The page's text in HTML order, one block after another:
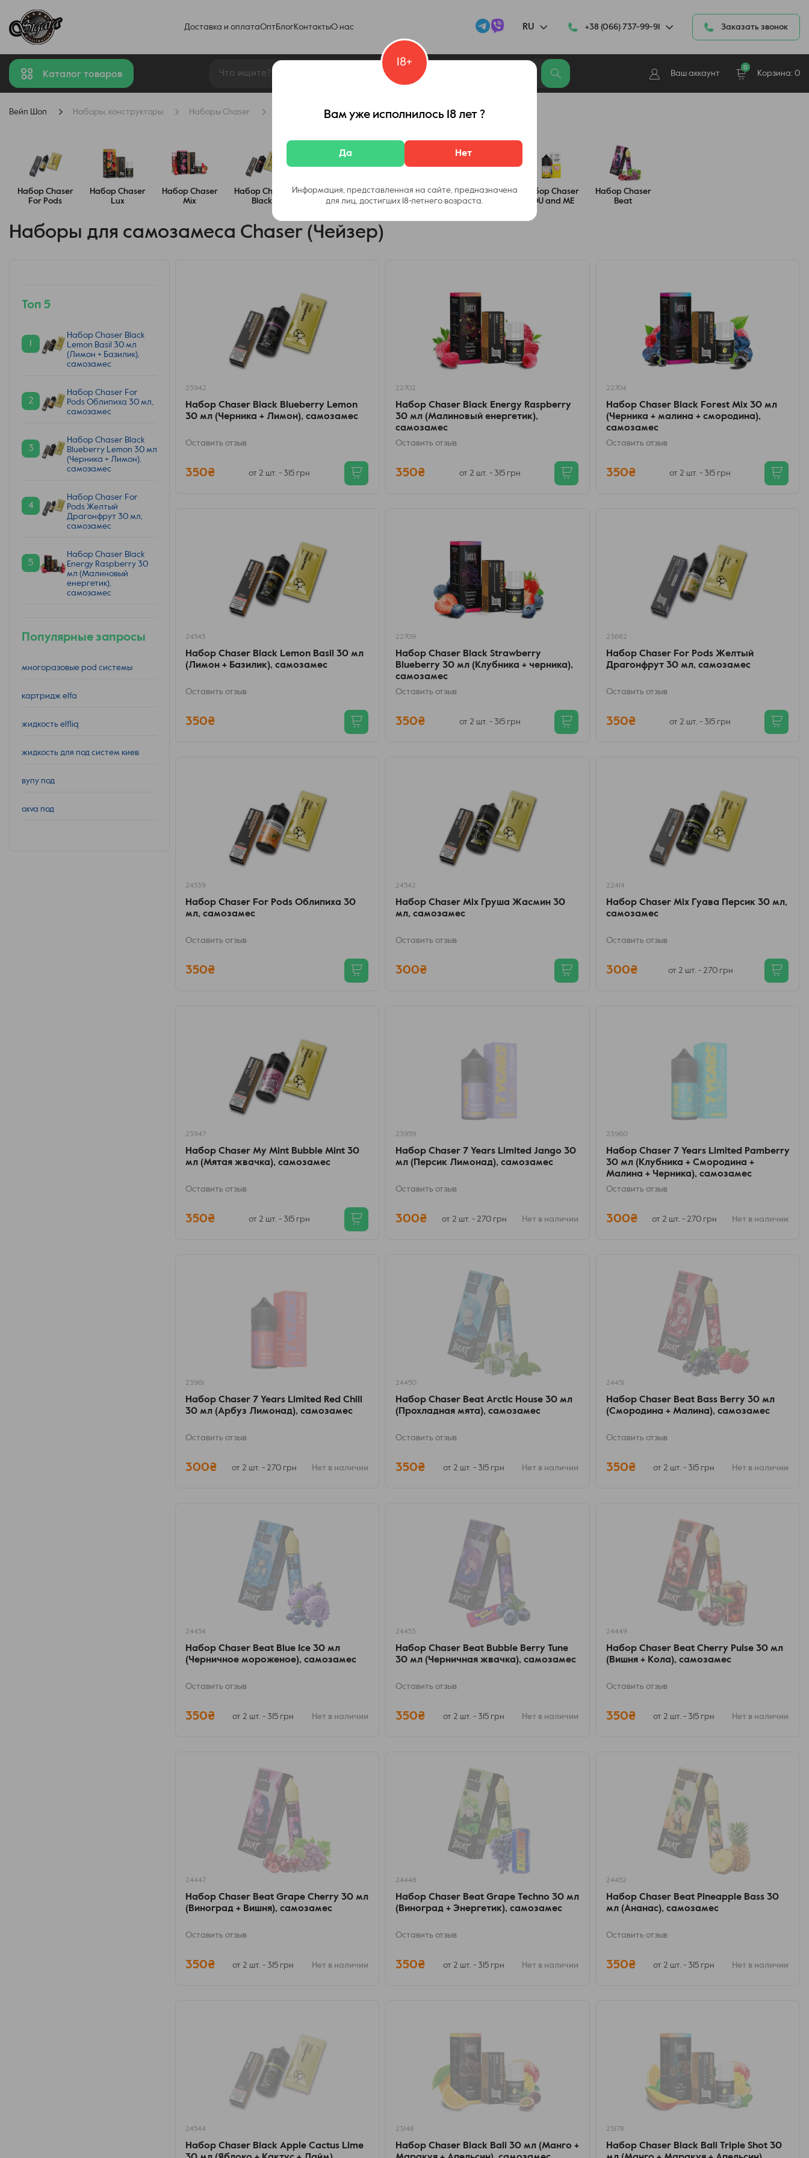
Доставка и оплатаОпт БлогКонтактыО нас RU +38 (066) 737-99-91 Заказать звонок
Каталог товаров Ваш аккаунт
0
Корзина: 0
Вейп Шоп Наборы, конструкторы Наборы Chaser
Набор Chaser
For Pods
Набор Chaser
Lux
Набор Chaser
Mix
Набор Chaser
Black
Набор Chaser
Special Berry
Набор Chaser
My Mint
Набор Chaser 7
Years Limited
Набор Chaser
YOU and ME
Набор Chaser
Beat
Наборы для самозамеса Chaser (Чейзер)
Топ 5
Набор Chaser Black
Lemon Basil 30 мл
(Лимон + Базилик),
самозамес
2
Набор Chaser For
Pods Облипиха 30 мл,
самозамес
3
Набор Chaser Black
Blueberry Lemon 30 мл
(Черника + Лимон),
самозамес
4
Набор Chaser For
Pods Желтый
Драгонфрут 30 мл,
самозамес
5
Набор Chaser Black
Energy Raspberry 30
мл (Малиновый
енергетик),
самозамес
Популярные запросы
многоразовые pod системы
картридж elfa
жидкость elfliq
жидкость для под систем киев
вупу под
oxva под
23942
Набор Chaser Black Blueberry Lemon
30 мл (Черника + Лимон), самозамес
Оставить отзыв
350₴ от 2 шт. - 315 грн
22702
Набор Chaser Black Energy Raspberry
30 мл (Малиновый енергетик),
самозамес
Оставить отзыв
350₴ от 2 шт. - 315 грн
22704
Набор Chaser Black Forest Mix 30 мл
(Черника + малина + смородина),
самозамес
Оставить отзыв
350₴ от 2 шт. - 315 грн
24545
Набор Chaser Black Lemon Basil 30 мл
(Лимон + Базилик), самозамес
Оставить отзыв
350₴
22709
Набор Chaser Black Strawberry
Blueberry 30 мл (Клубника + черника),
самозамес
Оставить отзыв
350₴ от 2 шт. - 315 грн
23682
Набор Chaser For Pods Желтый
Драгонфрут 30 мл, самозамес
Оставить отзыв
350₴ от 2 шт. - 315 грн
24539
Набор Chaser For Pods Облипиха 30
мл, самозамес
Оставить отзыв
350₴
24542
Набор Chaser Mix Груша Жасмин 30
мл, самозамес
Оставить отзыв
300₴
22414
Набор Chaser Mix Гуава Персик 30 мл,
самозамес
Оставить отзыв
300₴ от 2 шт. - 270 грн
23947
Набор Chaser My Mint Bubble Mint 30
мл (Мятая жвачка), самозамес
Оставить отзыв
350₴ от 2 шт. - 315 грн
23959
Набор Chaser 7 Years Limited Jango 30
мл (Персик Лимонад), самозамес
Оставить отзыв
300₴ от 2 шт. - 270 грн Нет в наличии
23960
Набор Chaser 7 Years Limited Pamberry
30 мл (Клубника + Смородина +
Малина + Черника), самозамес
Оставить отзыв
300₴ от 2 шт. - 270 грн Нет в наличии
23961
Набор Chaser 7 Years Limited Red Chill
30 мл (Арбуз Лимонад), самозамес
Оставить отзыв
300₴ от 2 шт. - 270 грн Нет в наличии
24450
Набор Chaser Beat Arctic House 30 мл
(Прохладная мята), самозамес
Оставить отзыв
350₴ от 2 шт. - 315 грн Нет в наличии
24451
Набор Chaser Beat Bass Berry 30 мл
(Смородина + Малина), самозамес
Оставить отзыв
350₴ от 2 шт. - 315 грн Нет в наличии
24454
Набор Chaser Beat Blue Ice 30 мл
(Черничное мороженое), самозамес
Оставить отзыв
350₴ от 2 шт. - 315 грн Нет в наличии
24453
Набор Chaser Beat Bubble Berry Tune
30 мл (Черничная жвачка), самозамес
Оставить отзыв
350₴ от 2 шт. - 315 грн Нет в наличии
24449
Набор Chaser Beat Cherry Pulse 30 мл
(Вишня + Кола), самозамес
Оставить отзыв
350₴ от 2 шт. - 315 грн Нет в наличии
24447
Набор Chaser Beat Grape Cherry 30 мл
(Виноград + Вишня), самозамес
Оставить отзыв
350₴ от 2 шт. - 315 грн Нет в наличии
24448
Набор Chaser Beat Grape Techno 30 мл
(Виноград + Энергетик), самозамес
Оставить отзыв
350₴ от 2 шт. - 315 грн Нет в наличии
24452
Набор Chaser Beat Pineapple Bass 30
мл (Ананас), самозамес
Оставить отзыв
350₴ от 2 шт. - 315 грн Нет в наличии
24544
Набор Chaser Black Apple Cactus Lime
23148
Набор Chaser Black Bali 30 мл (Манго +
23178
Набор Chaser Black Bali Triple Shot 30
18+
Вам уже исполнилось 18 лет ?
Да Нет
Информация, представленная на сайте, предназначена
для лиц, достигших 18-летнего возраста.